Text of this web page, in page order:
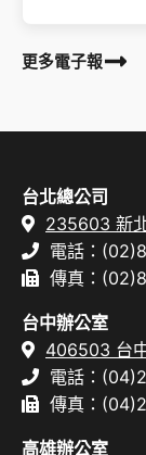
更多電子報
台北總公司
235603 新
電話：
傳真：
台中辦公室
406503 台
電話：
傳真：
高雄辦公室